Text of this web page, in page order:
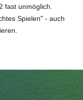
fast unmöglich.
Spielen" - auch